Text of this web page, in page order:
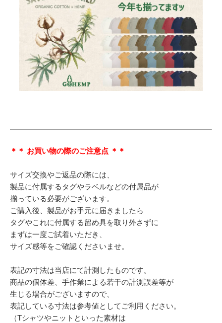
＊＊ お買い物の際のご注意点 ＊＊
サイズ交換やご返品の際には、
製品に付属するタグやラベルなどの付属品が
揃っている必要がございます。
ご購入後、製品がお手元に届きましたら
タグやこれに付属する留め具を取り外さずに
まずは一度ご試着いただき、
サイズ感等をご確認くださいませ。
表記の寸法は当店にて計測したものです。
商品の個体差、手作業による若干の計測誤差等が
生じる場合がございますので、
表記している寸法は参考値としてご利用ください。
（Tシャツやニットといった素材は